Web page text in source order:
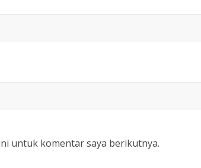
untuk komentar saya berikutnya.